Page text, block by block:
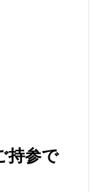
持参で